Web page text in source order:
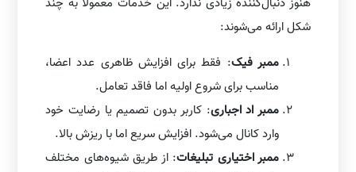
هنوز دنبال‌کننده زیادی ندارد. این خدمات معمولاً به چند
شکل ارائه می‌شوند:
ممبر فیک: فقط برای افزایش ظاهری عدد اعضا،
مناسب برای شروع اولیه اما فاقد تعامل.
ممبر اد اجباری: کاربر بدون تصمیم یا رضایت خود
وارد کانال می‌شود. افزایش سریع اما با ریزش بالا.
ممبر اختیاری تبلیغات: از طریق شیوه‌های مختلف